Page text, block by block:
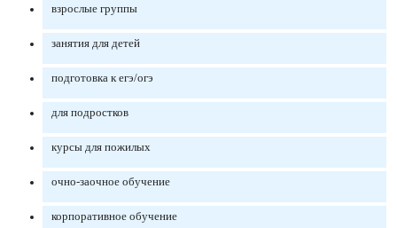
взрослые группы
занятия для детей
подготовка к егэ/огэ
для подростков
курсы для пожилых
очно-заочное обучение
корпоративное обучение